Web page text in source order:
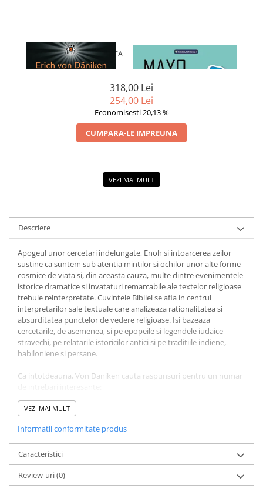
1 x ENOH SI INTOARCEREA
ZEILOR
1 x MAYO CLINIC. CARTEA
ESENTIALA DESPRE DIABETUL
318,00 Lei
254,00 Lei
Economisesti 20,13 %
CUMPARA-LE IMPREUNA
VEZI MAI MULT
Descriere
Apogeul unor cercetari indelungate, Enoh si intoarcerea zeilor
sustine ca suntem sub atentia mintilor si ochilor unor alte forme
cosmice de viata si, din aceasta cauza, multe dintre evenimentele
istorice dramatice si invataturi remarcabile ale textelor religioase
trebuie reinterpretate. Cuvintele Bibliei se afla in centrul
interpretarilor sale textuale care analizeaza rationalitatea si
absurditatea punctelor de vedere religioase. Isi bazeaza
cercetarile, de asemenea, si pe epopeile si legendele iudaice
stravechi, pe relatarile istoricilor antici si pe traditiile indiene,
babiloniene si persane.
Ca intotdeauna, Von Daniken cauta raspunsuri pentru un numar
• Au observat Adam si Eva un OZN?
• De ce au umblat extraterestrii la ADN-ul uman?
Zeii au fost aici si este clar ca influenta acestora
s-a pastrat pana in zilele noastre.
Erich von Daniken este, fara indoiala, cel mai citit si mai copiat
VEZI MAI MULT
Informatii conformitate produs
Caracteristici
Review-uri(0)